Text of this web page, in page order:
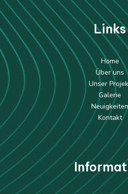
Links
Home
Über uns
Unser
Galerie
Neuigkeiten
Kontakt